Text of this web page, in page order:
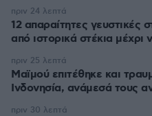
12 απαραίτητες γευστικές
από ιστορικά στέκια μέχρι
πριν 24 λεπτά
Μαϊμού επιτέθηκε και
Ινδονησία, ανάμεσά τους
πριν 25 λεπτά
πριν 30 λεπτά